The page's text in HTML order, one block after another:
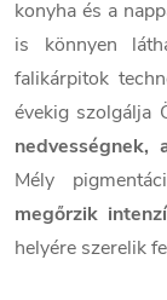
konyha és a
is könnyen
falikárpitok
évekig szolgálja
nedvességnek,
Mély
megőrzik
helyére szerelik